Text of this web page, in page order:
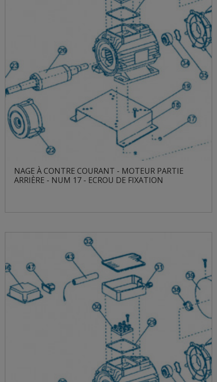
NAGE À CONTRE COURANT - MOTEUR PARTIE
ARRIÈRE - NUM 17 - ECROU DE FIXATION